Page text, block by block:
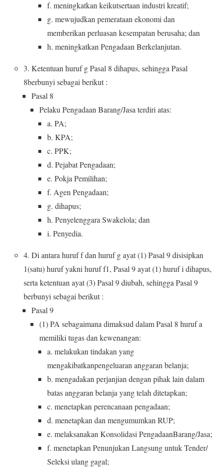
f. meningkatkan keikutsertaan industri kreatif;
g. mewujudkan pemerataan ekonomi dan
memberikan perluasan kesempatan berusaha; dan
h. meningkatkan Pengadaan Berkelanjutan.
3. Ketentuan huruf g Pasal 8 dihapus, sehingga Pasal
8berbunyi sebagai berikut :
Pasal 8
Pelaku Pengadaan Barang/Jasa terdiri atas:
a. PA;
b. KPA;
c. PPK;
d. Pejabat Pengadaan;
e. Pokja Pemilihan;
f. Agen Pengadaan;
g. dihapus;
h. Penyelenggara Swakelola; dan
i. Penyedia.
4. Di antara huruf f dan huruf g ayat (1) Pasal 9 disisipkan
1(satu) huruf yakni huruf f1, Pasal 9 ayat (1) huruf i dihapus,
serta ketentuan ayat (3) Pasal 9 diubah, sehingga Pasal 9
berbunyi sebagai berikut :
Pasal 9
(1) PA sebagaimana dimaksud dalam Pasal 8 huruf a
memiliki tugas dan kewenangan:
a. melakukan tindakan yang
mengakibatkanpengeluaran anggaran belanja;
b. mengadakan perjanjian dengan pihak lain dalam
batas anggaran belanja yang telah ditetapkan;
c. menetapkan perencanaan pengadaan;
d. menetapkan dan mengumumkan RUP;
e. melaksanakan Konsolidasi PengadaanBarang/Jasa;
f. menetapkan Penunjukan Langsung untuk Tender/
Seleksi ulang gagal;